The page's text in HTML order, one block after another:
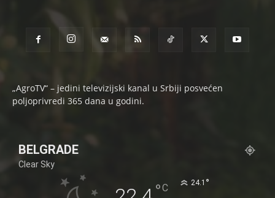
„AgroTV“ – jedini televizijski kanal u Srbiji posvećen
poljoprivredi 365 dana u godini.
BELGRADE
Clear Sky
°C 24.1 °